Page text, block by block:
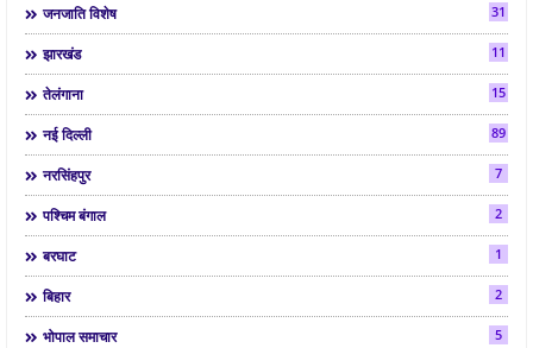
जनजाति विशेष 31
झारखंड 11
तेलंगाना 15
नई दिल्ली 89
नरसिंहपुर 7
पश्चिम बंगाल 2
बरघाट 1
बिहार 2
भोपाल समाचार 5